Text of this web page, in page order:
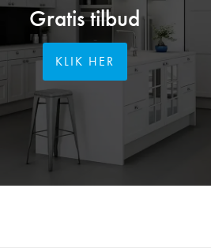
Gratis tilbud
KLIK HER